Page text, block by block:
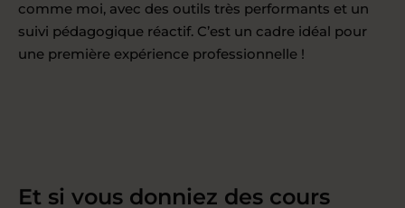
comme moi, avec des outils très performants et un
suivi pédagogique réactif. C’est un cadre idéal pour
une première expérience professionnelle !
Et si vous donniez des cours